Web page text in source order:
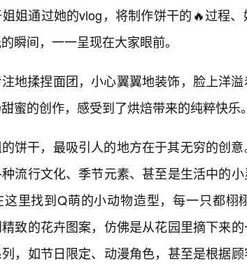
姐通过她的vlog，将制作饼干的🔥过程
瞬间，一一呈现在大家眼前。
地揉捏面团，小心翼翼地装饰，脸上洋
蜜的创作，感受到了烘焙带来的纯粹快乐。
饼干，最吸引人的地方在于其无穷的创
流行文化、季节元素、甚至是生活中的
里找到Q萌的小动物造型，每一只都栩
致的花卉图案，仿佛是从花园里摘下来
，如节日限定、动漫角色，甚至是根据